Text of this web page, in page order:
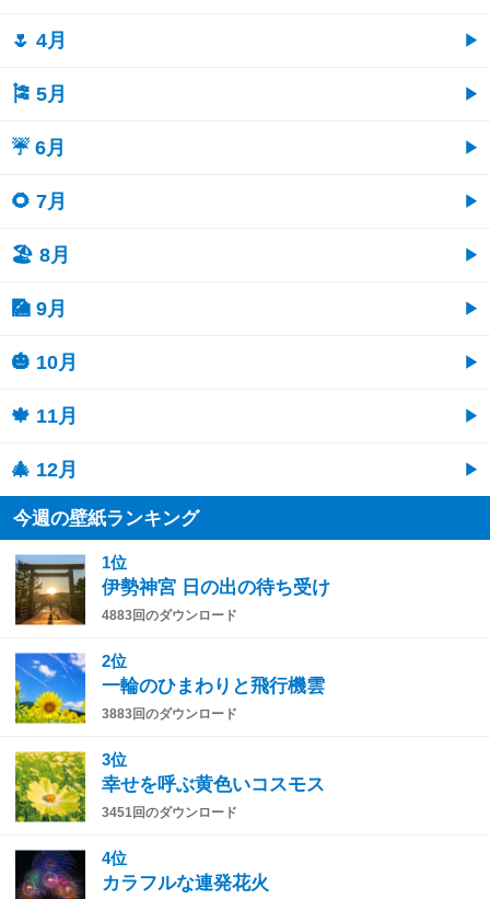
🌷 4月
🎏 5月
☔ 6月
🌻 7月
🏖 8月
🎑 9月
🎃 10月
🍁 11月
🎄 12月
今週の壁紙ランキング
1位
伊勢神宮 日の出の待ち受け
4883回のダウンロード
2位
一輪のひまわりと飛行機雲
3883回のダウンロード
3位
幸せを呼ぶ黄色いコスモス
3451回のダウンロード
4位
カラフルな連発花火